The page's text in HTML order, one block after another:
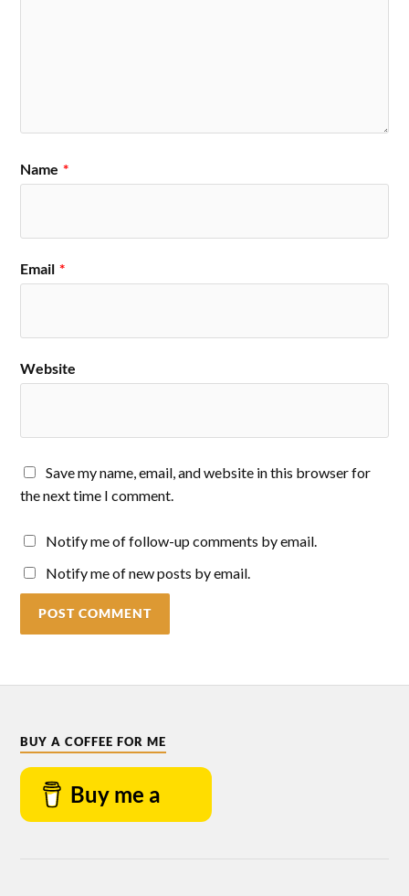
Name *
Email *
Website
Save my name, email, and website in this browser for
the next time I comment.
Notify me of follow-up comments by email.
Notify me of new posts by email.
BUY A COFFEE FOR ME
Buy me a